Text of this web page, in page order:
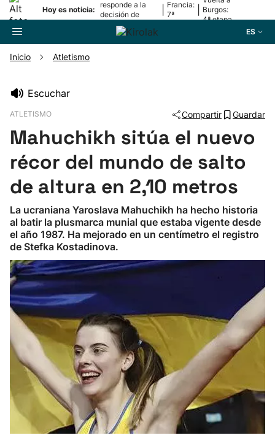
Hoy es noticia:
responde a la
decisión de
Oriamendi
Francia:
7ª
Burgos:
4ª etapa
ES
Pelota
Remo
Baloncesto
Ciclismo
Herri-kirolak
Balonmano
Kirolak 360
Atletismo
Carreras de montaña
Inicio Atletismo
Escuchar
ATLETISMO Compartir Guardar
Mahuchikh sitúa el nuevo
récor del mundo de salto
de altura en 2,10 metros
La ucraniana Yaroslava Mahuchikh ha hecho historia
al batir la plusmarca munial que estaba vigente desde
el año 1987. Ha mejorado en un centímetro el registro
de Stefka Kostadinova.